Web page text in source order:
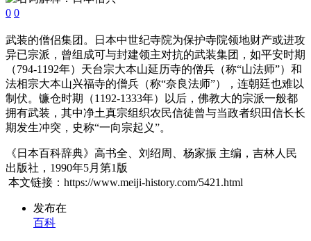
0 0
武装的僧侣集团。日本中世纪寺院为保护寺院领地财产或进攻
异已宗派，曾组成可与封建领主对抗的武装集团，如平安时期
（794-1192年）天台宗大本山延历寺的僧兵（称“山法师”）和
法相宗大本山兴福寺的僧兵（称“奈良法师”），连朝廷也难以
制伏。镰仓时期（1192-1333年）以后，佛教大的宗派一般都
拥有武装，其中净土真宗组织农民信徒曾与当政者织田信长长
期发生冲突，史称“一向宗起义”。
《日本百科辞典》高书全、刘绍周、杨家振 主编，吉林人民
出版社，1990年5月第1版
本文链接：https://www.meiji-history.com/5421.html
发布在
百科